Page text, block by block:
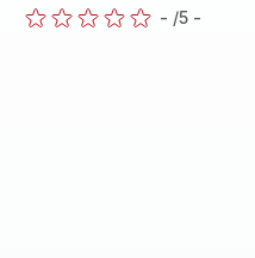
- /5 -